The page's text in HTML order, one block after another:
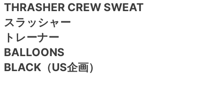
THRASHER CREW SWEAT
スラッシャー
トレーナー
BALLOONS
BLACK（US企画）
8.5inch
8.6inch
8.7inch
8.6inch
8.7inch
8.8inch
65mm
70mm
72mm
メディア（雑誌・DVD・CD）
28cm
28.5cm
29cm
アンダーウエア
サイズの測り方